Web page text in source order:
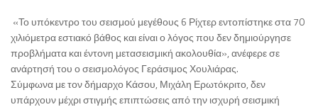
«Το υπόκεντρο του σεισμού μεγέθους 6 Ρίχτερ εντοπίστηκε στα 70
χιλιόμετρα εστιακό βάθος και είναι ο λόγος που δεν δημιούργησε
προβλήματα και έντονη μετασεισμική ακολουθία», ανέφερε σε
ανάρτησή του ο σεισμολόγος Γεράσιμος Χουλιάρας.
Σύμφωνα με τον δήμαρχο Κάσου, Μιχάλη Ερωτόκριτο, δεν
υπάρχουν μέχρι στιγμής επιπτώσεις από την ισχυρή σεισμική